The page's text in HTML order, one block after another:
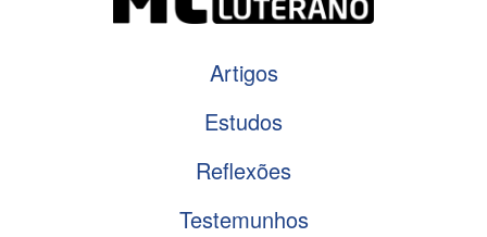
Artigos
Estudos
Reflexões
Testemunhos